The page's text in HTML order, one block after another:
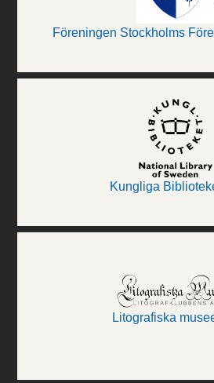
Föreningen Stockholms
Kungliga
Litografiska